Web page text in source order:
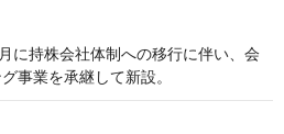
に持株会社体制への移行に伴い、会
事業を承継して新設。